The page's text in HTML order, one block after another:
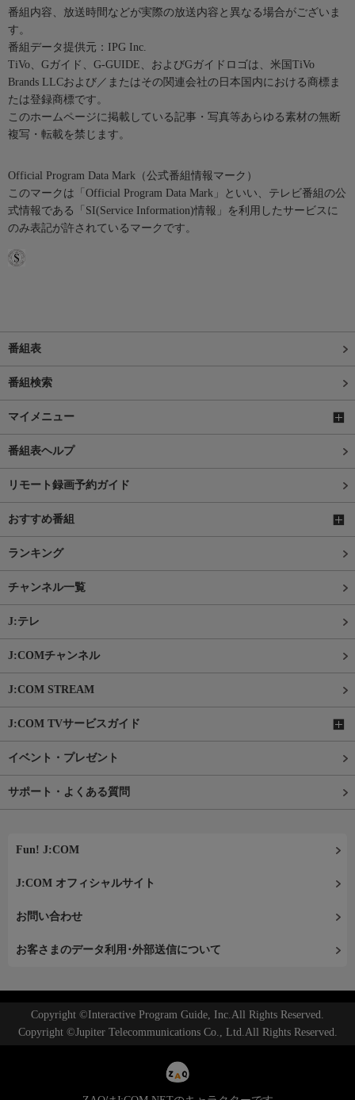
番組内容、放送時間などが実際の放送内容と異なる場合がございま
す。
番組データ提供元：IPG Inc.
TiVo、Gガイド、G-GUIDE、およびGガイドロゴは、米国TiVo
Brands LLCおよび／またはその関連会社の日本国内における商標ま
たは登録商標です。
このホームページに掲載している記事・写真等あらゆる素材の無断
複写・転載を禁じます。
Official Program Data Mark（公式番組情報マーク）
このマークは「Official Program Data Mark」といい、テレビ番組の公
式情報である「SI(Service Information)情報」を利用したサービスに
のみ表記が許されているマークです。
番組表
番組検索
マイメニュー
番組表ヘルプ
リモート録画予約ガイド
おすすめ番組
ランキング
チャンネル一覧
J:テレ
J:COMチャンネル
J:COM STREAM
J:COM TVサービスガイド
イベント・プレゼント
サポート・よくある質問
Fun! J:COM
J:COM オフィシャルサイト
お問い合わせ
お客さまのデータ利用･外部送信について
Copyright ©Interactive Program Guide, Inc.All Rights Reserved.
Copyright ©Jupiter Telecommunications Co., Ltd.All Rights Reserved.